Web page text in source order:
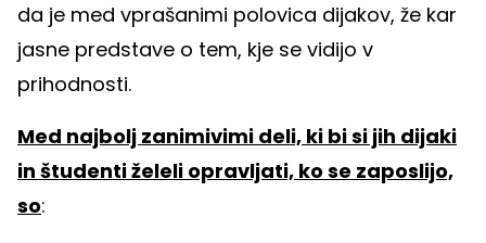
da je med vprašanimi polovica dijakov, že kar
jasne predstave o tem, kje se vidijo v
prihodnosti.
Med najbolj zanimivimi deli, ki bi si jih dijaki
in študenti želeli opravljati, ko se zaposlijo,
so: